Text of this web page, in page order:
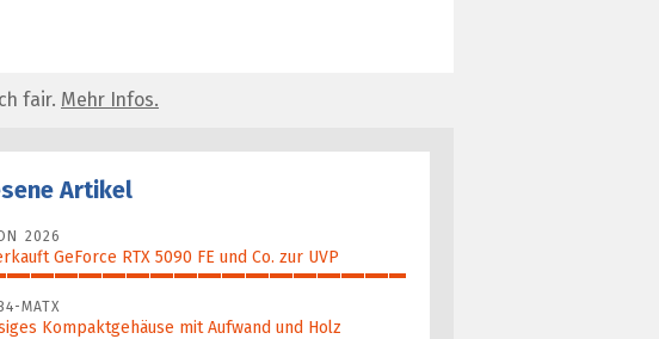
fair. Mehr Infos.
Artikel
2026
GeForce RTX 5090 FE und Co. zur UVP
MATX
Kompaktgehäuse mit Aufwand und Holz